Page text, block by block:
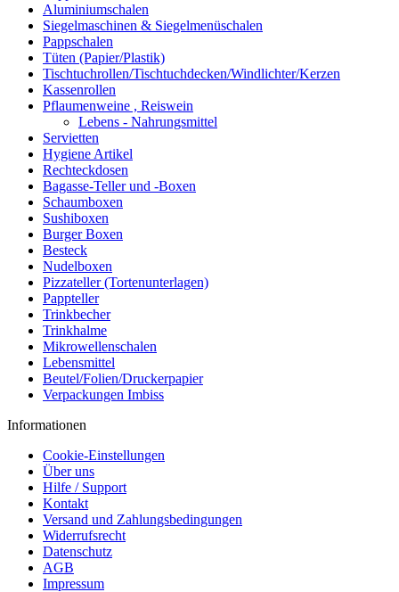
Aluminiumschalen
Siegelmaschinen & Siegelmenüschalen
Pappschalen
Tüten (Papier/Plastik)
Tischtuchrollen/Tischtuchdecken/Windlichter/Kerzen
Kassenrollen
Pflaumenweine , Reiswein
Lebens - Nahrungsmittel
Servietten
Hygiene Artikel
Rechteckdosen
Bagasse-Teller und -Boxen
Schaumboxen
Sushiboxen
Burger Boxen
Besteck
Nudelboxen
Pizzateller (Tortenunterlagen)
Pappteller
Trinkbecher
Trinkhalme
Mikrowellenschalen
Lebensmittel
Beutel/Folien/Druckerpapier
Verpackungen Imbiss
Informationen
Cookie-Einstellungen
Über uns
Hilfe / Support
Kontakt
Versand und Zahlungsbedingungen
Widerrufsrecht
Datenschutz
AGB
Impressum